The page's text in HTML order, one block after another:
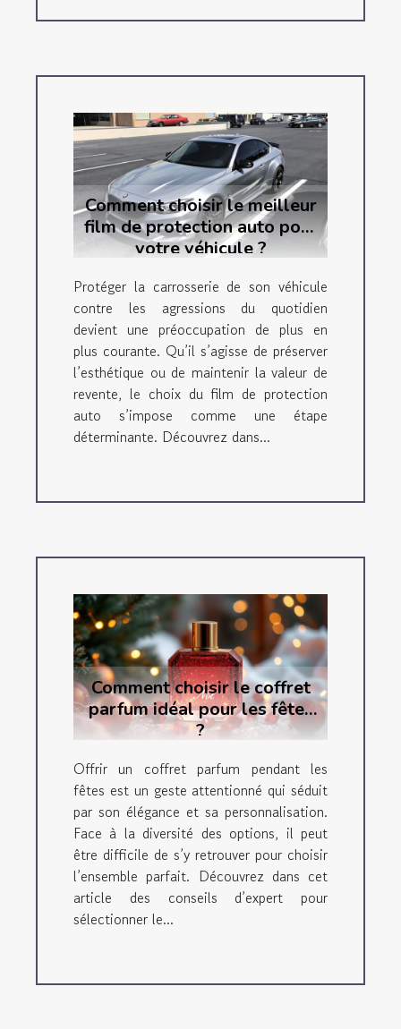
Comment choisir le meilleur
film de protection auto pour
votre véhicule ?
Protéger la carrosserie de son véhicule
contre les agressions du quotidien
devient une préoccupation de plus en
plus courante. Qu’il s’agisse de préserver
l’esthétique ou de maintenir la valeur de
revente, le choix du film de protection
auto s’impose comme une étape
déterminante. Découvrez dans...
Comment choisir le coffret
parfum idéal pour les fêtes
?
Offrir un coffret parfum pendant les
fêtes est un geste attentionné qui séduit
par son élégance et sa personnalisation.
Face à la diversité des options, il peut
être difficile de s’y retrouver pour choisir
l’ensemble parfait. Découvrez dans cet
article des conseils d’expert pour
sélectionner le...